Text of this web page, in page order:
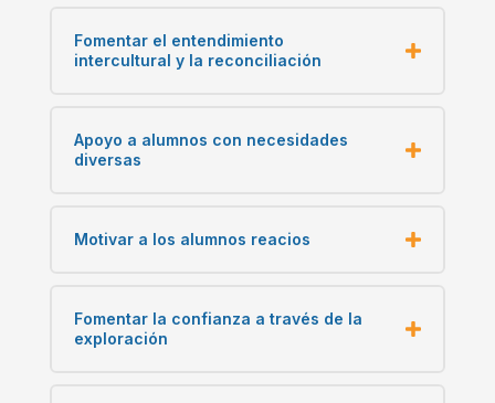
Fomentar el entendimiento
intercultural y la reconciliación
Apoyo a alumnos con necesidades
diversas
Motivar a los alumnos reacios
Fomentar la confianza a través de la
exploración